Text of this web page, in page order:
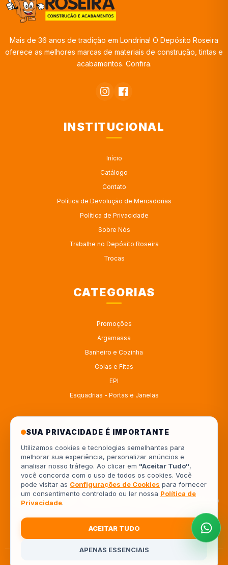
Mais de 36 anos de tradição em Londrina! O Depósito Roseira
oferece as melhores marcas de materiais de construção, tintas e
acabamentos. Confira.
INSTITUCIONAL
Início
Catálogo
Contato
Política de Devolução de Mercadorias
Política de Privacidade
Sobre Nós
Trabalhe no Depósito Roseira
Trocas
CATEGORIAS
Promoções
Argamassa
Banheiro e Cozinha
Colas e Fitas
EPI
Esquadrias - Portas e Janelas
ATENDIMENTO
4333414222
554333414222
Av. Europa, 962 - Jardim Piza, Londrina - PR, 86041-000
SUA PRIVACIDADE É IMPORTANTE
Utilizamos cookies e tecnologias semelhantes para
melhorar sua experiência, personalizar anúncios e
analisar nosso tráfego. Ao clicar em "Aceitar Tudo",
você concorda com o uso de todos os cookies. Você
pode visitar as Configurações de Cookies para fornecer
um consentimento controlado ou ler nossa Política de
Privacidade.
ACEITAR TUDO
APENAS ESSENCIAIS